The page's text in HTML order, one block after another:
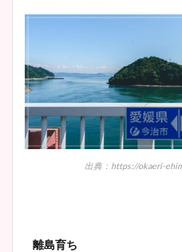
出典：https://okaeri-
離島育ち